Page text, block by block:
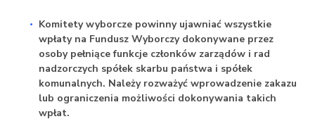
Komitety wyborcze powinny ujawniać wszystkie
wpłaty na Fundusz Wyborczy dokonywane przez
osoby pełniące funkcje członków zarządów i rad
nadzorczych spółek skarbu państwa i spółek
komunalnych. Należy rozważyć wprowadzenie zakazu
lub ograniczenia możliwości dokonywania takich
wpłat.